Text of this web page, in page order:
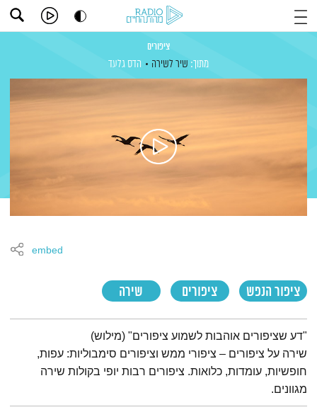
ציפורים
מתוך: שיר לשירה הדס גלעד
ציפור הנפש ציפורים שירה
embed
תמצית הפודקאסט
"דע שציפורים אוהבות לשמוע ציפורים" (מילוש)
שירה על ציפורים – ציפורי ממש וציפורים סימבוליות: עפות,
חופשיות, עומדות, כלואות. ציפורים רבות יופי בקולות שירה
מגוונים.